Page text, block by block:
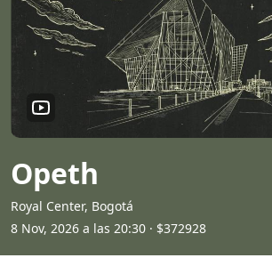
Opeth
8 Nov, 2026 a las 20:30 · $372928
Royal Center, Bogotá